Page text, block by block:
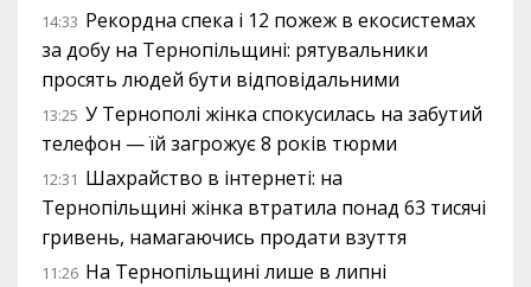
14:33 Рекордна спека і 12 пожеж в екосистемах
за добу на Тернопільщині: рятувальники
просять людей бути відповідальними
13:25 У Тернополі жінка спокусилась на забутий
телефон — їй загрожує 8 років тюрми
12:31 Шахрайство в інтернеті: на
Тернопільщині жінка втратила понад 63 тисячі
гривень, намагаючись продати взуття
11:26 На Тернопільщині лише в липні